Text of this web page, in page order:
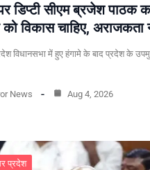
डिप्टी सीएम ब्रजेश पाठक
विकास चाहिए, अराजकता
विधानसभा में हुए हंगामे के बाद प्रदेश के
News Aug 4, 2026
प्रदेश